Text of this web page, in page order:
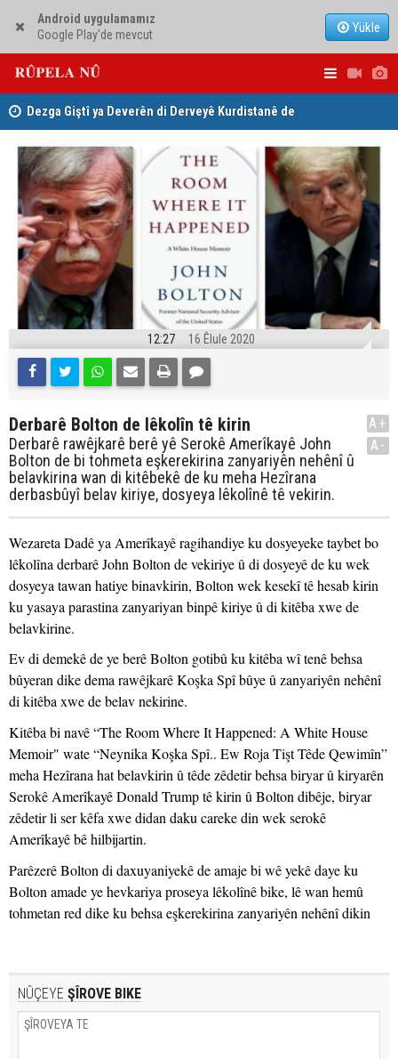
Android uygulamamız
Google Play'de mevcut
Yükle
Dezga Giştî ya Deverên di Derveyê Kurdistanê de
gotinên parêzgere Kerkûkê Muhammed Saman red kir
12:27 16 Êlule 2020
Derbarê Bolton de lêkolîn tê kirin
Derbarê rawêjkarê berê yê Serokê Amerîkayê John
Bolton de bi tohmeta eşkerekirina zanyariyên nehênî û
belavkirina wan di kitêbekê de ku meha Hezîrana
derbasbûyî belav kiriye, dosyeya lêkolînê tê vekirin.
A+
A-
Wezareta Dadê ya Amerîkayê ragihandiye ku dosyeyeke taybet bo
lêkolîna derbarê John Bolton de vekiriye û di dosyeyê de ku wek
dosyeya tawan hatiye binavkirin, Bolton wek kesekî tê hesab kirin
ku yasaya parastina zanyariyan binpê kiriye û di kitêba xwe de
belavkirine.
Ev di demekê de ye berê Bolton gotibû ku kitêba wî tenê behsa
bûyeran dike dema rawêjkarê Koşka Spî bûye û zanyariyên nehênî
di kitêba xwe de belav nekirine.
Kitêba bi navê “The Room Where It Happened: A White House
Memoir" wate “Neynika Koşka Spî.. Ew Roja Tişt Têde Qewimîn”
meha Hezîrana hat belavkirin û têde zêdetir behsa biryar û kiryarên
Serokê Amerîkayê Donald Trump tê kirin û Bolton dibêje, biryar
zêdetir li ser kêfa xwe didan daku careke din wek serokê
Amerîkayê bê hilbijartin.
Parêzerê Bolton di daxuyaniyekê de amaje bi wê yekê daye ku
Bolton amade ye hevkariya proseya lêkolînê bike, lê wan hemû
tohmetan red dike ku behsa eşkerekirina zanyariyên nehênî dikin
NÛÇEYE ŞÎROVE BIKE